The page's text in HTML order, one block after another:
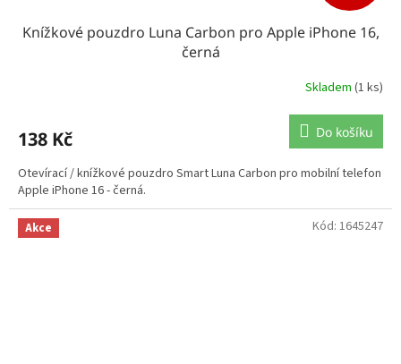
Knížkové pouzdro Luna Carbon pro Apple iPhone 16,
černá
Skladem (1 ks)
138 Kč Do košíku
Otevírací / knížkové pouzdro Smart Luna Carbon pro mobilní telefon
Apple iPhone 16 - černá.
Akce Kód: 1645247